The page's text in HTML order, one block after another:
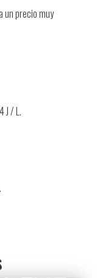
un precio muy
J / L.